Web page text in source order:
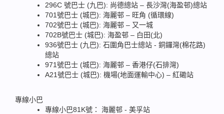
296C 號巴士 (九巴): 尚德總站 – 長沙灣(海盈邨)總站
701號巴士 (城巴): 海麗邨 – 旺角 (循環線)
702號巴士 (城巴): 海麗邨 – 又一城
702B號巴士 (城巴): 海盈邨 – 白田(北)
936號巴士 (九巴): 石圍角巴士總站 - 銅鑼灣(棉花路)
總站
971號巴士 (城巴): 海麗邨 – 香港仔(石排灣)
A21號巴士 (城巴): 機場(地面運輸中心) – 紅磡站
專線小巴
專線小巴81K號： 海麗邨 - 美孚站